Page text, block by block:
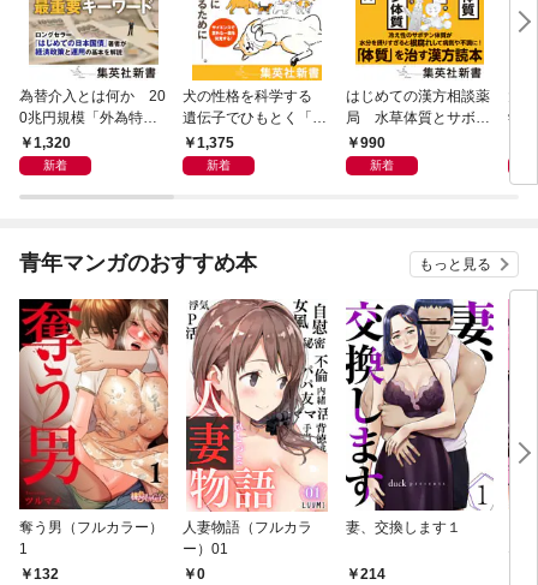
為替介入とは何か 20
0兆円規模「外為特
会」が生まれた謎
1,320
新着
犬の性格を科学する
遺伝子でひもとく「最
良の友」の進化
1,375
新着
はじめての漢方相談薬
局 水草体質とサボテ
ン体質
990
新着
学
青年マンガのおすすめ本 もっと見る
奪う男（フルカラー）
1
132
人妻物語（フルカラ
ー）01
0
妻、交換します１
214
な